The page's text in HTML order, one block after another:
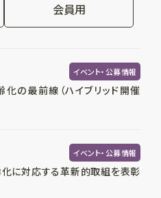
会員用
イベント・公募情報
化の最前線（ハイブリッド開催
イベント・公募情報
化に対応する革新的取組を表彰